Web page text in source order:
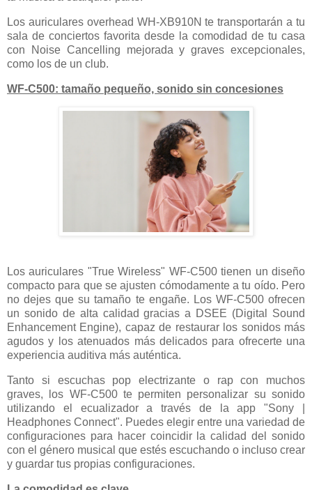
Los auriculares overhead WH-XB910N te transportarán a tu
sala de conciertos favorita desde la comodidad de tu casa
con Noise Cancelling mejorada y graves excepcionales,
como los de un club.
WF-C500: tamaño pequeño, sonido sin concesiones
Los auriculares "True Wireless" WF-C500 tienen un diseño
compacto para que se ajusten cómodamente a tu oído. Pero
no dejes que su tamaño te engañe. Los WF-C500 ofrecen
un sonido de alta calidad gracias a DSEE (Digital Sound
Enhancement Engine), capaz de restaurar los sonidos más
agudos y los atenuados más delicados para ofrecerte una
experiencia auditiva más auténtica.
Tanto si escuchas pop electrizante o rap con muchos
graves, los WF-C500 te permiten personalizar su sonido
utilizando el ecualizador a través de la app "Sony |
Headphones Connect". Puedes elegir entre una variedad de
configuraciones para hacer coincidir la calidad del sonido
con el género musical que estés escuchando o incluso crear
y guardar tus propias configuraciones.